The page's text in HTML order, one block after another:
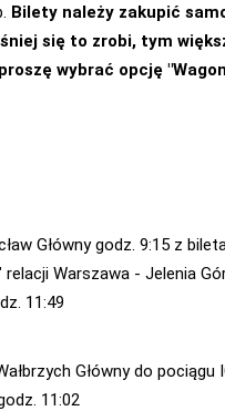
Bilety należy zakupić
się to zrobi, tym
wybrać opcję
Główny godz. 9:15 z
Warszawa - Jelenia
11:49
Główny do pociągu
11:02